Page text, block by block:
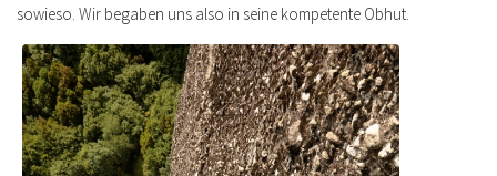
sowieso. Wir begaben uns also in seine kompetente Obhut.